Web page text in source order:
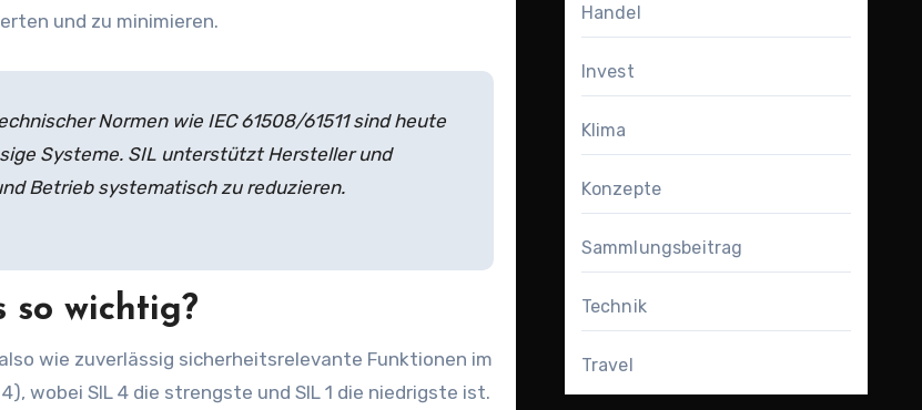
und zu minimieren.
Normen wie IEC 61508/61511 sind heute
Systeme. SIL unterstützt Hersteller und
Betrieb systematisch zu reduzieren.
so wichtig?
wie zuverlässig sicherheitsrelevante Funktionen im
wobei SIL 4 die strengste und SIL 1 die niedrigste ist.
Handel
Invest
Klima
Konzepte
Sammlungsbeitrag
Technik
Travel